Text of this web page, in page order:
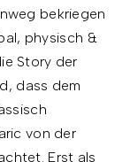
bekriegen
physisch &
Story der
dass dem
von der
Erst als